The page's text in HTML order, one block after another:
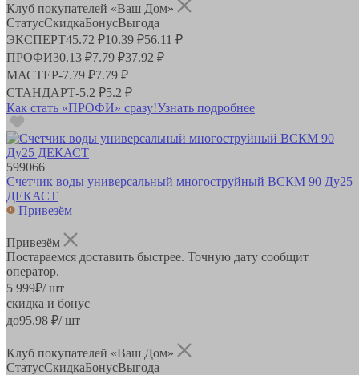
Клуб покупателей «Ваш Дом»
СтатусСкидкаБонусВыгода
ЭКСПЕРТ45.72 ₽10.39 ₽56.11 ₽
ПРОФИ30.13 ₽7.79 ₽37.92 ₽
МАСТЕР-7.79 ₽7.79 ₽
СТАНДАРТ-5.2 ₽5.2 ₽
Как стать «ПРОФИ» сразу!Узнать подробнее
599066
Счетчик воды универсальный многоструйный ВСКМ 90 Ду25
ДЕКАСТ
Привезём
Привезём
Постараемся доставить быстрее. Точную дату сообщит
оператор.
5 999₽/ шт
скидка и бонус
до95.98 ₽/ шт
Клуб покупателей «Ваш Дом»
СтатусСкидкаБонусВыгода